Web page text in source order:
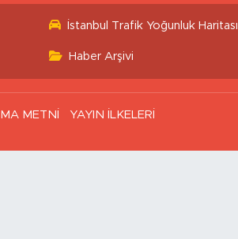
İstanbul Trafik Yoğunluk Haritası
Haber Arşivi
METNİ YAYIN İLKELERİ